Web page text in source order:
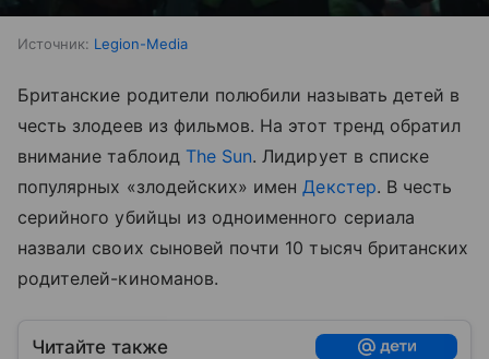
Источник: Legion-Media
Британские родители полюбили называть детей в
честь злодеев из фильмов. На этот тренд обратил
внимание таблоид The Sun. Лидирует в списке
популярных «злодейских» именДекстер. В честь
серийного убийцы из одноименного сериала
назвали своих сыновей почти 10 тысяч британских
родителей-киноманов.
Читайте также